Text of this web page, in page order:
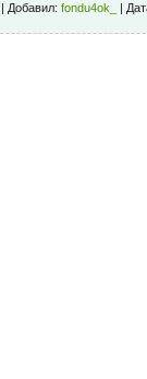
Добавил: fondu4ok_
|